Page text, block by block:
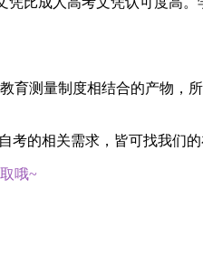
育测量制度相结合的产物
的相关需求，皆可找我们
哦~